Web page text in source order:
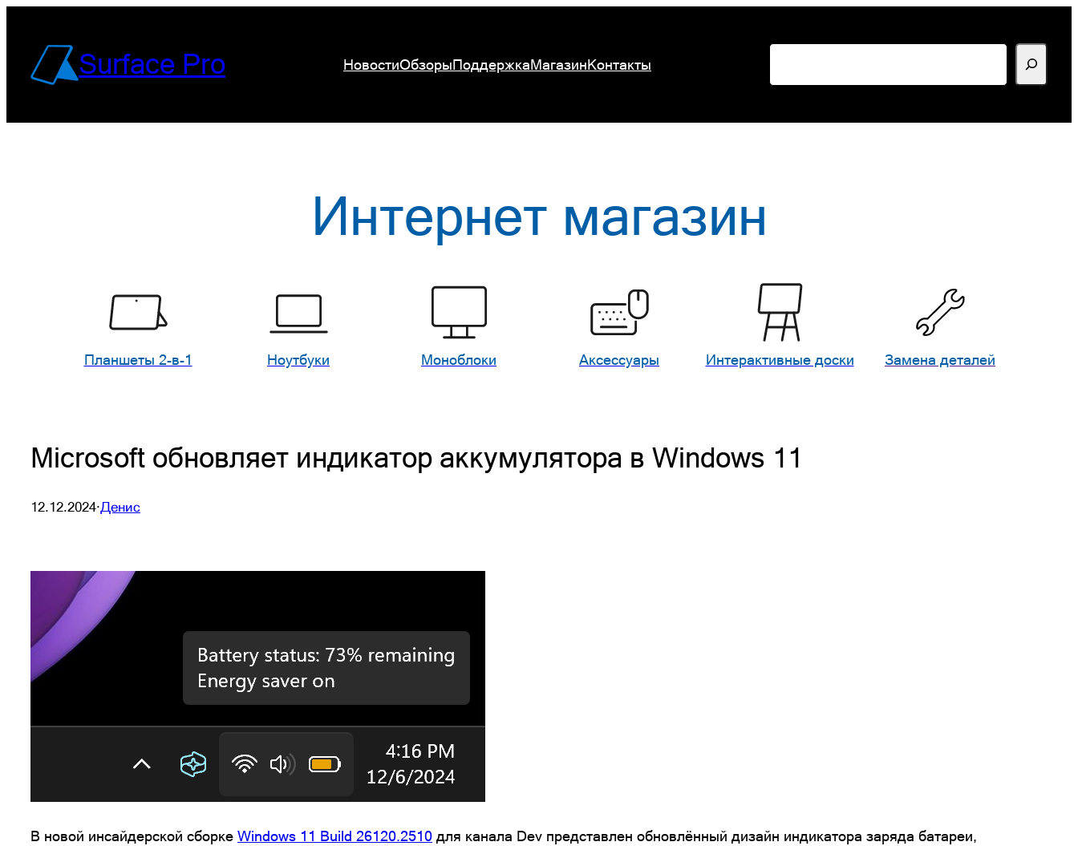
содержимомуSurface Pro НовостиОбзорыПоддержкаМагазинКонтакты
Интернет магазин
Планшеты 2-в-1 Ноутбуки Моноблоки Аксессуары Интерактивные доски Замена деталей
Microsoft обновляет индикатор аккумулятора в Windows 11
12.12.2024·Денис
В новой инсайдерской сборке Windows 11 Build 26120.2510 для канала Dev представлен обновлённый дизайн индикатора заряда батареи,